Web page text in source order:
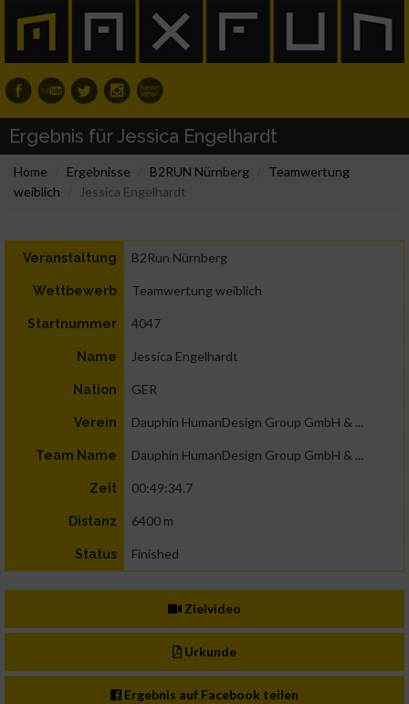
Ergebnis für Jessica Engelhardt
Home Ergebnisse B2RUN Nürnberg
Teamwertung
weiblich
Jessica Engelhardt
Veranstaltung B2Run Nürnberg
Wettbewerb Teamwertung weiblich
Startnummer 4047
Name Jessica Engelhardt
Nation GER
Verein Dauphin HumanDesign Group GmbH & ...
Team Name Dauphin HumanDesign Group GmbH & ...
Zeit 00:49:34.7
Distanz 6400 m
Status Finished
Zielvideo
Urkunde
Ergebnis auf Facebook teilen